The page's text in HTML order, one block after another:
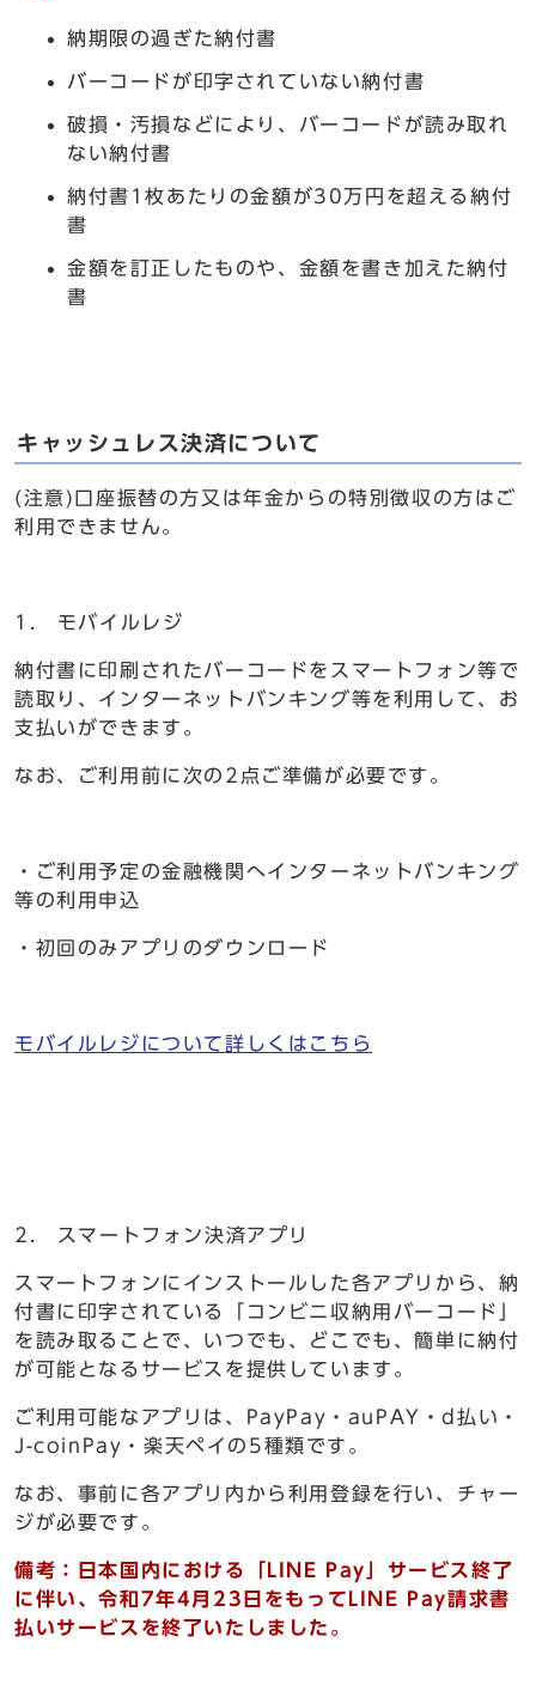
納期限の過ぎた納付書
バーコードが印字されていない納付書
破損・汚損などにより、バーコードが読み取れ
ない納付書
納付書1枚あたりの金額が30万円を超える納付
書
金額を訂正したものや、金額を書き加えた納付
書
キャッシュレス決済について
(注意)口座振替の方又は年金からの特別徴収の方はご
利用できません。
1. モバイルレジ
納付書に印刷されたバーコードをスマートフォン等で
読取り、インターネットバンキング等を利用して、お
支払いができます。
なお、ご利用前に次の2点ご準備が必要です。
・ご利用予定の金融機関へインターネットバンキング
等の利用申込
・初回のみアプリのダウンロード
モバイルレジについて詳しくはこちら
2. スマートフォン決済アプリ
スマートフォンにインストールした各アプリから、納
付書に印字されている「コンビニ収納用バーコード」
を読み取ることで、いつでも、どこでも、簡単に納付
が可能となるサービスを提供しています。
ご利用可能なアプリは、PayPay・auPAY・d払い・
J-coinPay・楽天ペイの5種類です。
なお、事前に各アプリ内から利用登録を行い、チャー
ジが必要です。
備考：
日本国内における「LINE Pay」サービス終了
に伴い、令和7年4月23日をもってLINE Pay請求書
払いサービスを終了いたしました。